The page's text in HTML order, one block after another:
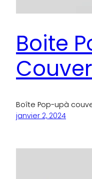
Boite
Boîte Pop-upà
janvier 2, 2024